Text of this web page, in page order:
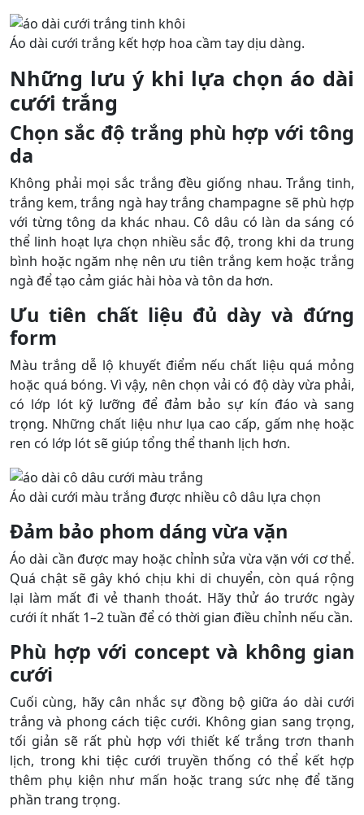
Áo dài cưới trắng kết hợp hoa cầm tay dịu dàng.
Những lưu ý khi lựa chọn áo dài
cưới trắng
Chọn sắc độ trắng phù hợp với tông
da
Không phải mọi sắc trắng đều giống nhau. Trắng tinh,
trắng kem, trắng ngà hay trắng champagne sẽ phù hợp
với từng tông da khác nhau. Cô dâu có làn da sáng có
thể linh hoạt lựa chọn nhiều sắc độ, trong khi da trung
bình hoặc ngăm nhẹ nên ưu tiên trắng kem hoặc trắng
ngà để tạo cảm giác hài hòa và tôn da hơn.
Ưu tiên chất liệu đủ dày và đứng
form
Màu trắng dễ lộ khuyết điểm nếu chất liệu quá mỏng
hoặc quá bóng. Vì vậy, nên chọn vải có độ dày vừa phải,
có lớp lót kỹ lưỡng để đảm bảo sự kín đáo và sang
trọng. Những chất liệu như lụa cao cấp, gấm nhẹ hoặc
ren có lớp lót sẽ giúp tổng thể thanh lịch hơn.
Áo dài cưới màu trắng được nhiều cô dâu lựa chọn
Đảm bảo phom dáng vừa vặn
Áo dài cần được may hoặc chỉnh sửa vừa vặn với cơ thể.
Quá chật sẽ gây khó chịu khi di chuyển, còn quá rộng
lại làm mất đi vẻ thanh thoát. Hãy thử áo trước ngày
cưới ít nhất 1–2 tuần để có thời gian điều chỉnh nếu cần.
Phù hợp với concept và không gian
cưới
Cuối cùng, hãy cân nhắc sự đồng bộ giữa áo dài cưới
trắng và phong cách tiệc cưới. Không gian sang trọng,
tối giản sẽ rất phù hợp với thiết kế trắng trơn thanh
lịch, trong khi tiệc cưới truyền thống có thể kết hợp
thêm phụ kiện như mấn hoặc trang sức nhẹ để tăng
phần trang trọng.